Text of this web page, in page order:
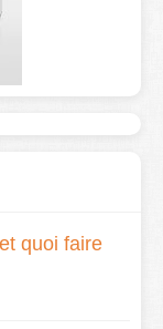
quoi faire